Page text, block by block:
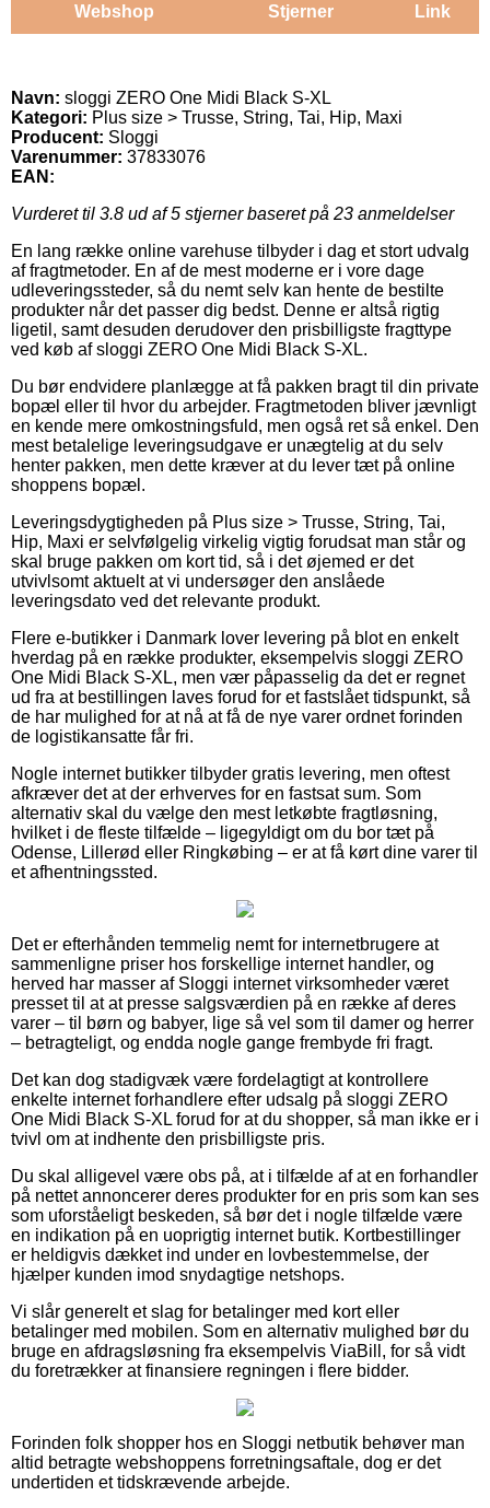
Webshop Stjerner Link
Navn: sloggi ZERO One Midi Black S-XL
Kategori: Plus size > Trusse, String, Tai, Hip, Maxi
Producent: Sloggi
Varenummer: 37833076
EAN:
Vurderet til 3.8 ud af 5 stjerner baseret på 23 anmeldelser
En lang række online varehuse tilbyder i dag et stort udvalg
af fragtmetoder. En af de mest moderne er i vore dage
udleveringssteder, så du nemt selv kan hente de bestilte
produkter når det passer dig bedst. Denne er altså rigtig
ligetil, samt desuden derudover den prisbilligste fragttype
ved køb af sloggi ZERO One Midi Black S-XL.
Du bør endvidere planlægge at få pakken bragt til din private
bopæl eller til hvor du arbejder. Fragtmetoden bliver jævnligt
en kende mere omkostningsfuld, men også ret så enkel. Den
mest betalelige leveringsudgave er unægtelig at du selv
henter pakken, men dette kræver at du lever tæt på online
shoppens bopæl.
Leveringsdygtigheden på Plus size > Trusse, String, Tai,
Hip, Maxi er selvfølgelig virkelig vigtig forudsat man står og
skal bruge pakken om kort tid, så i det øjemed er det
utvivlsomt aktuelt at vi undersøger den anslåede
leveringsdato ved det relevante produkt.
Flere e-butikker i Danmark lover levering på blot en enkelt
hverdag på en række produkter, eksempelvis sloggi ZERO
One Midi Black S-XL, men vær påpasselig da det er regnet
ud fra at bestillingen laves forud for et fastslået tidspunkt, så
de har mulighed for at nå at få de nye varer ordnet forinden
de logistikansatte får fri.
Nogle internet butikker tilbyder gratis levering, men oftest
afkræver det at der erhverves for en fastsat sum. Som
alternativ skal du vælge den mest letkøbte fragtløsning,
hvilket i de fleste tilfælde – ligegyldigt om du bor tæt på
Odense, Lillerød eller Ringkøbing – er at få kørt dine varer til
et afhentningssted.
Det er efterhånden temmelig nemt for internetbrugere at
sammenligne priser hos forskellige internet handler, og
herved har masser af Sloggi internet virksomheder været
presset til at at presse salgsværdien på en række af deres
varer – til børn og babyer, lige så vel som til damer og herrer
– betragteligt, og endda nogle gange frembyde fri fragt.
Det kan dog stadigvæk være fordelagtigt at kontrollere
enkelte internet forhandlere efter udsalg på sloggi ZERO
One Midi Black S-XL forud for at du shopper, så man ikke er i
tvivl om at indhente den prisbilligste pris.
Du skal alligevel være obs på, at i tilfælde af at en forhandler
på nettet annoncerer deres produkter for en pris som kan ses
som uforståeligt beskeden, så bør det i nogle tilfælde være
en indikation på en uoprigtig internet butik. Kortbestillinger
er heldigvis dækket ind under en lovbestemmelse, der
hjælper kunden imod snydagtige netshops.
Vi slår generelt et slag for betalinger med kort eller
betalinger med mobilen. Som en alternativ mulighed bør du
bruge en afdragsløsning fra eksempelvis ViaBill, for så vidt
du foretrækker at finansiere regningen i flere bidder.
Forinden folk shopper hos en Sloggi netbutik behøver man
altid betragte webshoppens forretningsaftale, dog er det
undertiden et tidskrævende arbejde.